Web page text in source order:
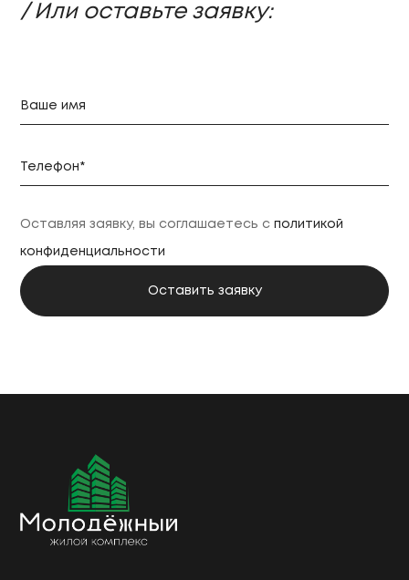
/ Или оставьте заявку:
Оставляя заявку, вы соглашаетесь сполитикой
конфиденциальности